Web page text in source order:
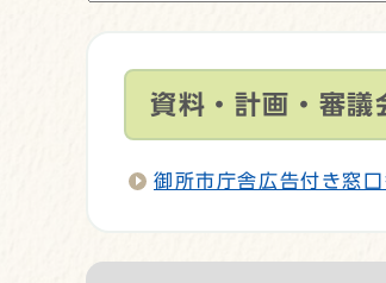
資料・計画・審議
御所市庁舎広告付き窓